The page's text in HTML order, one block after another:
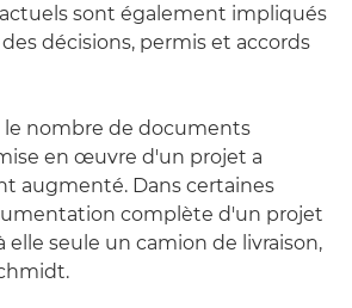
sont également impliqués
décisions, permis et accords
le nombre de documents
en œuvre d'un projet a
augmenté. Dans certaines
complète d'un projet
elle seule un camion de livraison,